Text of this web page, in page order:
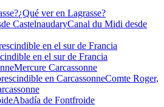
¿Qué ver en Lagrasse?
Canal du Midi desde
en el sur de Francia
Mercure Carcassonne
Comte Roger,
Abadía de Fontfroide